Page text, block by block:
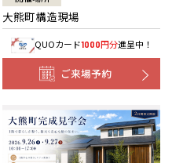
大熊町構造現場
QUOカード1000円分進呈中！
ご来場予約